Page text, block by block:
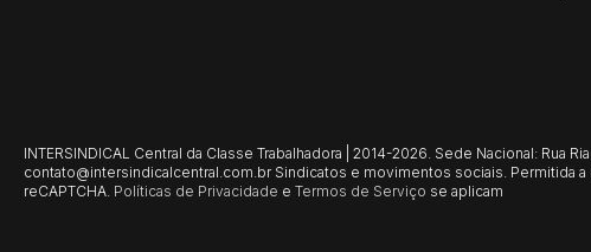
INTERSINDICAL Central da Classe Trabalhadora | 2014-2026. Sede Nacional: Rua
contato@intersindicalcentral.com.br Sindicatos e movimentos sociais. Permitida
reCAPTCHA. Políticas de Privacidade e Termos de Serviço se aplicam